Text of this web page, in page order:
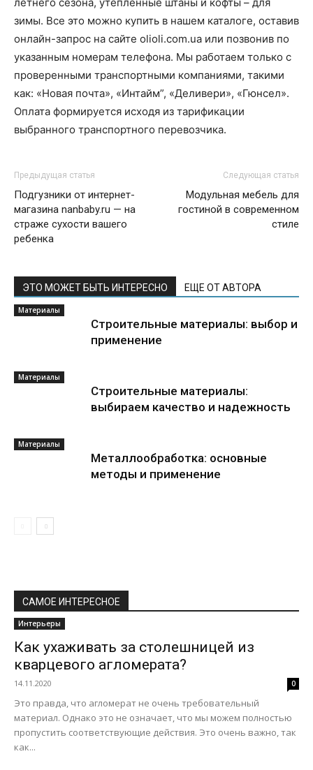
зимы. Все это можно купить в нашем каталоге, оставив
онлайн-запрос на сайте olioli.com.ua или позвонив по
указанным номерам телефона. Мы работаем только с
проверенными транспортными компаниями, такими
как: «Новая почта», «Интайм”, «Деливери», «Гюнсел».
Оплата формируется исходя из тарификации
выбранного транспортного перевозчика.
Предыдущая статья
Подгузники от интернет-
магазина nanbaby.ru — на
страже сухости вашего
ребенка
Следующая статья
Модульная мебель для
гостиной в современном
стиле
ЭТО МОЖЕТ БЫТЬ ИНТЕРЕСНО ЕЩЕ ОТ АВТОРА
Материалы
Строительные материалы: выбор и
применение
Материалы
Строительные материалы:
выбираем качество и надежность
Материалы
Металлообработка: основные
методы и применение
САМОЕ ИНТЕРЕСНОЕ
Интерьеры
Как ухаживать за столешницей из
кварцевого агломерата?
14.11.2020 0
Это правда, что агломерат не очень требовательный
материал. Однако это не означает, что мы можем полностью
пропустить соответствующие действия. Это очень важно, так
как...